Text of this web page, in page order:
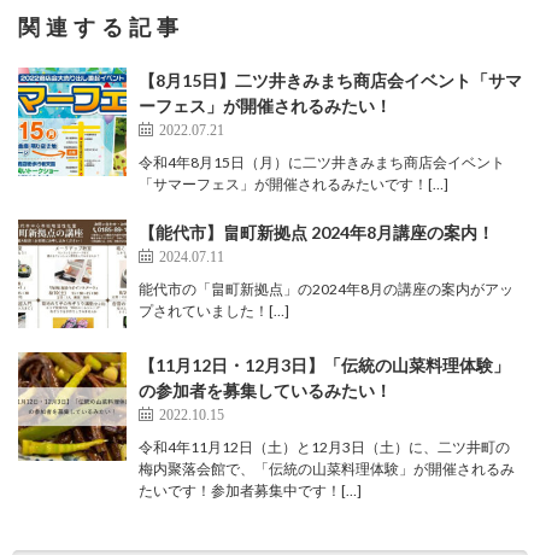
関連する記事
【8月15日】二ツ井きみまち商店会イベント「サマ
ーフェス」が開催されるみたい！
2022.07.21
令和4年8月15日（月）に二ツ井きみまち商店会イベント
「サマーフェス」が開催されるみたいです！[…]
【能代市】畠町新拠点 2024年8月講座の案内！
2024.07.11
能代市の「畠町新拠点」の2024年8月の講座の案内がアッ
プされていました！[…]
【11月12日・12月3日】「伝統の山菜料理体験」
の参加者を募集しているみたい！
2022.10.15
令和4年11月12日（土）と12月3日（土）に、二ツ井町の
梅内聚落会館で、「伝統の山菜料理体験」が開催されるみ
たいです！参加者募集中です！[…]